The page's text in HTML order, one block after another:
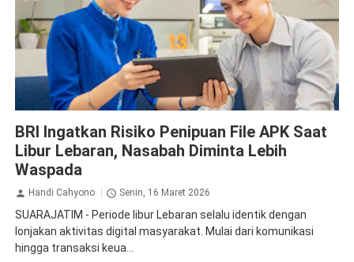
BRI Ingatkan Risiko Penipuan File APK Saat
Libur Lebaran, Nasabah Diminta Lebih
Waspada
Handi Cahyono Senin, 16 Maret 2026
SUARAJATIM - Periode libur Lebaran selalu identik dengan
lonjakan aktivitas digital masyarakat. Mulai dari komunikasi
hingga transaksi keua...